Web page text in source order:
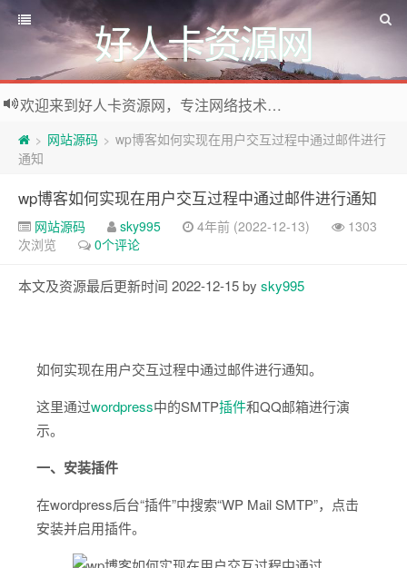
好人卡资源网
欢迎来到好人卡资源网，专注网络技术资源收集，我们不仅是网络资源的搬运工，也生产原创资源。寻找资源请留言或关注公众号:烈日下的男人
> 网站源码 > wp博客如何实现在用户交互过程中通过邮件进行
通知
wp博客如何实现在用户交互过程中通过邮件进行通知
网站源码 sky995 4年前 (2022-12-13)
1303
次浏览
0个评论
本文及资源最后更新时间 2022-12-15 by sky995
如何实现在用户交互过程中通过邮件进行通知。
这里通过wordpress中的SMTP插件和QQ邮箱进行演
示。
一、安装插件
在wordpress后台“插件”中搜索“WP Mail SMTP”，点击
安装并启用插件。